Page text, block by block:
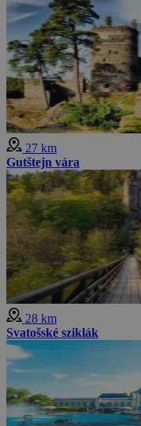
27 km
Gutštejn vára
28 km
Svatošské sziklák